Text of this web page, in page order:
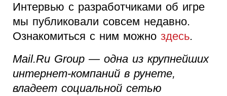
Интервью с разработчиками об игре
мы публиковали совсем недавно.
Ознакомиться с ним можно здесь.
Mail.Ru Group — одна из крупнейших
интернет-компаний в рунете,
владеет социальной сетью